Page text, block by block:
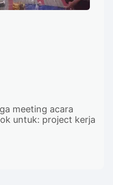
meeting acara
untuk: project kerja